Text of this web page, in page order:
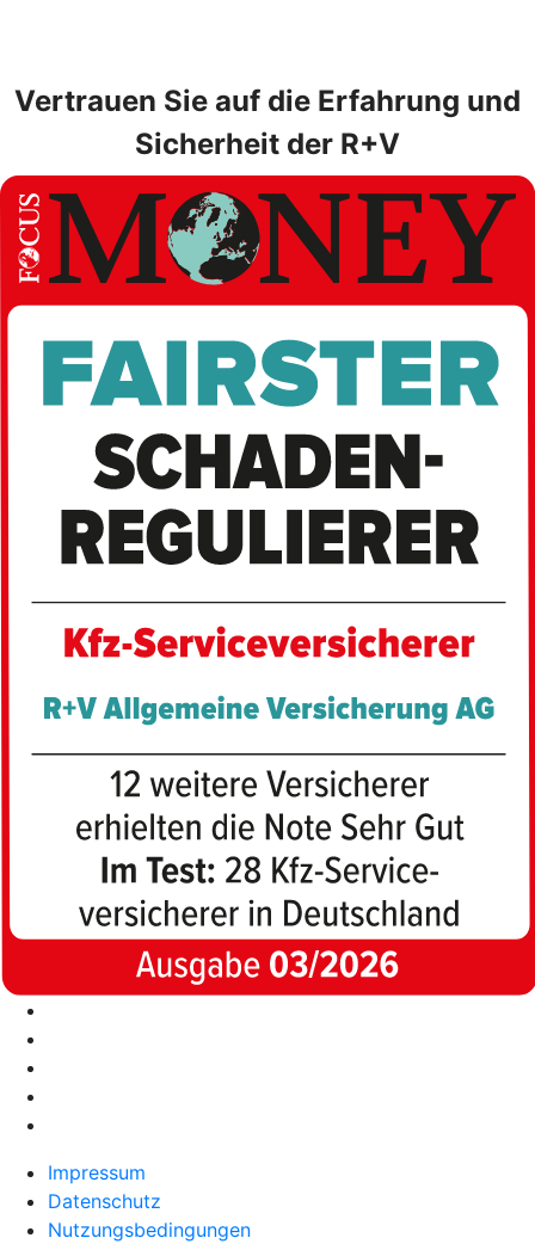
Vertrauen Sie auf die Erfahrung und
Sicherheit der R+V
Impressum
Datenschutz
Nutzungsbedingungen